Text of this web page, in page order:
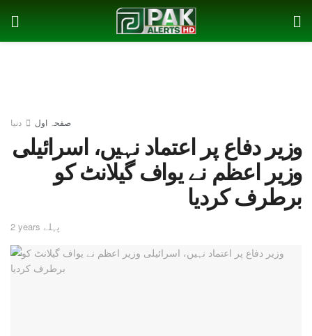
صفحہ اول دنیا
وزیر دفاع پر اعتماد نہیں، اسرائیلی
وزیر اعظم نے یواف گیلانٹ کو
برطرف کردیا
2 years پہلے